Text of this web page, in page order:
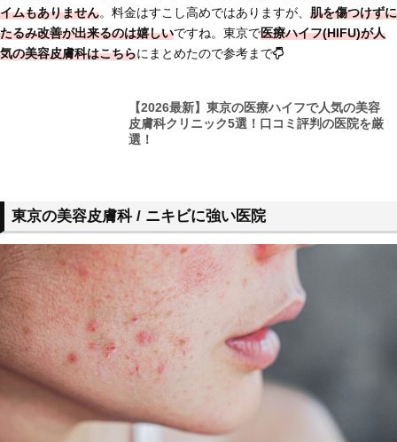
イムもありません。料金はすこし高めではありますが、 肌を傷つけずに
たるみ改善が出来るのは嬉しいですね。東京で医療ハイフ(HIFU)が人
気の美容皮膚科はこちらにまとめたので参考まで
【2026最新】東京の医療ハイフで人気の美容
皮膚科クリニック5選！口コミ評判の医院を厳
選！
東京の美容皮膚科 / ニキビに強い医院